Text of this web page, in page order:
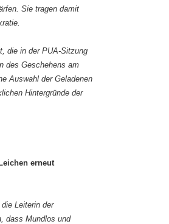
Sie tragen damit
die in der PUA-Sitzung
des Geschehens am
Auswahl der Geladenen
Hintergründe der
erneut
Leiterin der
dass Mundlos und